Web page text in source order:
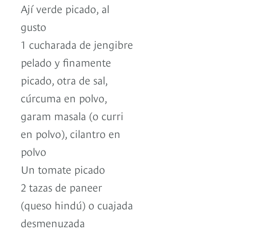
Ají verde picado, al
gusto
1 cucharada de jengibre
pelado y finamente
picado, otra de sal,
cúrcuma en polvo,
garam masala (o curri
en polvo), cilantro en
polvo
Un tomate picado
2 tazas de paneer
(queso hindú) o cuajada
desmenuzada